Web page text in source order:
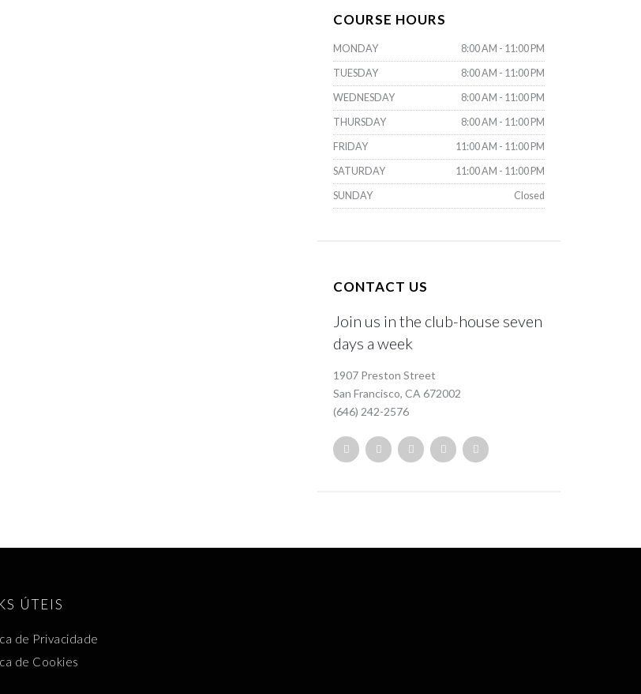
COURSE HOURS
MONDAY 8:00 AM - 11:00 PM
TUESDAY 8:00 AM - 11:00 PM
WEDNESDAY 8:00 AM - 11:00 PM
THURSDAY 8:00 AM - 11:00 PM
FRIDAY 11:00 AM - 11:00 PM
SATURDAY 11:00 AM - 11:00 PM
SUNDAY Closed
CONTACT US
Join us in the club-house seven
days a week
1907 Preston Street
San Francisco, CA 672002
(646) 242-2576
ÚTEIS
de Privacidade
de Cookies